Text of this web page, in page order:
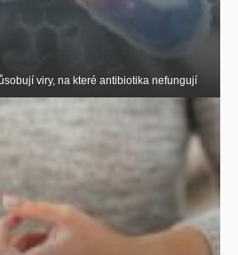
viry, na které antibiotika nefungují